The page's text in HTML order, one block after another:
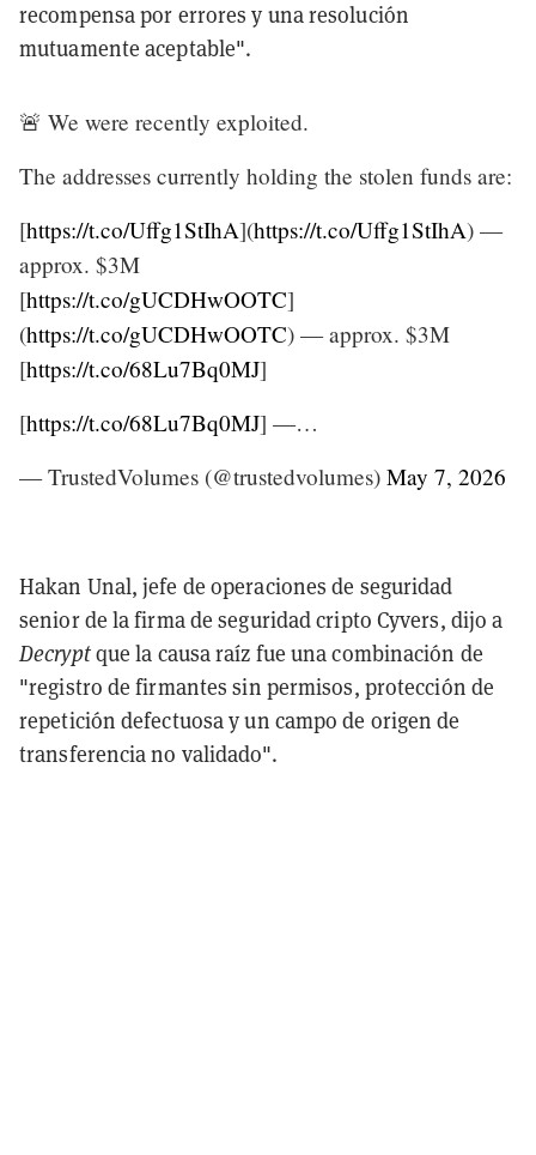
recompensa por errores y una resolución
mutuamente aceptable".
🚨 We were recently exploited.
The addresses currently holding the stolen funds are:
[https://t.co/Uffg1StIhA](https://t.co/Uffg1StIhA) —
approx. $3M
[https://t.co/gUCDHwOOTC]
(https://t.co/gUCDHwOOTC) — approx. $3M
[https://t.co/68Lu7Bq0MJ]
[https://t.co/68Lu7Bq0MJ] —…
— TrustedVolumes (@trustedvolumes) May 7, 2026
Hakan Unal, jefe de operaciones de seguridad
senior de la firma de seguridad cripto Cyvers, dijo a
Decryptque la causa raíz fue una combinación de
"registro de firmantes sin permisos, protección de
repetición defectuosa y un campo de origen de
transferencia no validado".